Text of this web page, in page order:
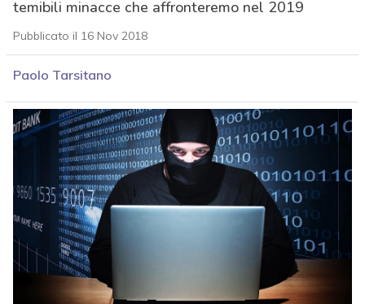
temibili minacce che affronteremo nel 2019
Pubblicato il 16 Nov 2018
Paolo Tarsitano